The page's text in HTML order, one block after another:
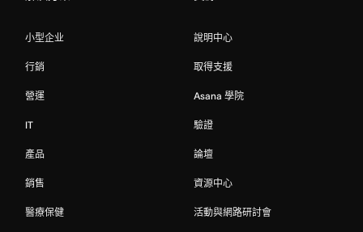
小型企业
行銷
營運
IT
產品
銷售
醫療保健
說明中心
取得支援
Asana 學院
驗證
論壇
資源中心
活動與網路研討會